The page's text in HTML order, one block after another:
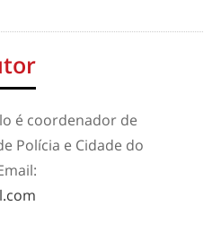
é coordenador de
Polícia e Cidade do